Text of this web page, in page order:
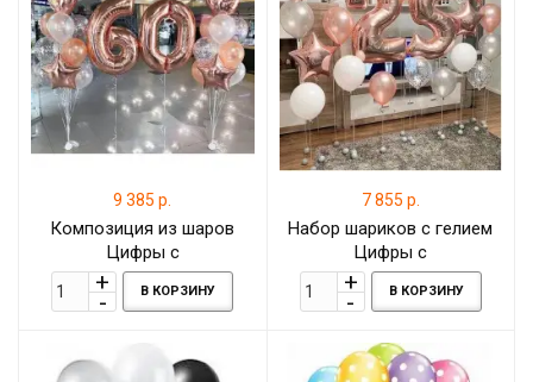
9 385 р.
Композиция из шаров
Цифры с
фольгированными
сердцами и звёздами с
В КОРЗИНУ
7 855 р.
Набор шариков с гелием
Цифры с
фольгированными
розовыми звёздами и
В КОРЗИНУ